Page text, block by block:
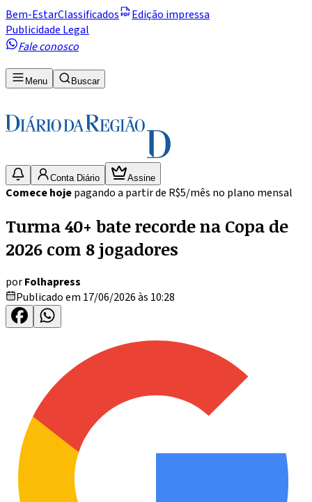
Bem-EstarClassificados
Edição impressa
Publicidade Legal
Fale conosco
Menu Buscar
Conta Diário Assine
Comece hojepagando a partir de R$5/mês no plano mensal
Turma 40+ bate recorde na Copa de
2026 com 8 jogadores
porFolhapress
Publicado em 17/06/2026 às 10:28